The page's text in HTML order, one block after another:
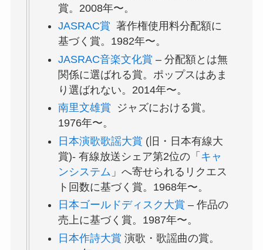
賞。2008年〜。
JASRAC賞 著作権使用料分配額に
基づく賞。1982年〜。
JASRAC音楽文化賞 – 分配額とは無
関係に選ばれる賞。ポップスはあま
り選ばれない。2014年〜。
南里文雄賞 ジャズにおける賞。
1976年〜。
日本演歌歌謡大賞 (旧・日本有線大
賞)- 有線放送シェア第2位の「 キャ
ンシステム 」へ寄せられるリクエス
ト回数に基づく賞。1968年〜。
日本ゴールドディスク大賞 – 作品の
売上に基づく賞。1987年〜。
日本作詩大賞 演歌・歌謡曲の賞。